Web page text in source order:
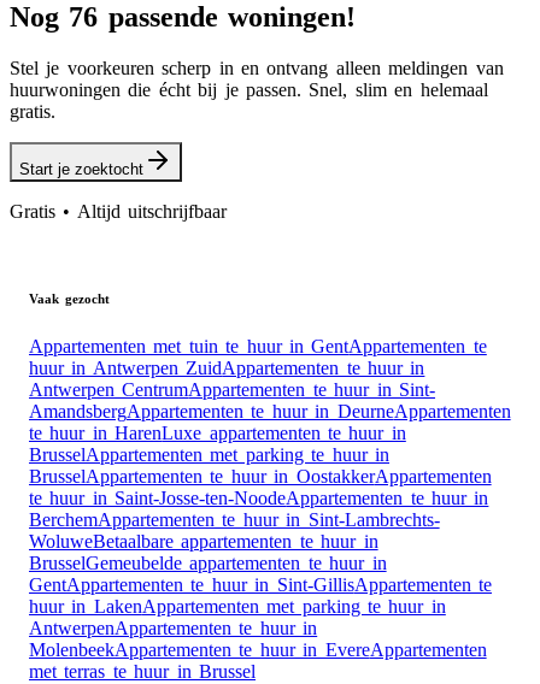
Nog 76 passende woningen!
Stel je voorkeuren scherp in en ontvang alleen meldingen van
huurwoningen die écht bij je passen. Snel, slim en helemaal
gratis.
Start je zoektocht
Gratis • Altijd uitschrijfbaar
Vaak gezocht
Appartementen met tuin te huur in GentAppartementen te
huur in Antwerpen ZuidAppartementen te huur in
Antwerpen CentrumAppartementen te huur in Sint-
AmandsbergAppartementen te huur in DeurneAppartementen
te huur in HarenLuxe appartementen te huur in
BrusselAppartementen met parking te huur in
BrusselAppartementen te huur in OostakkerAppartementen
te huur in Saint-Josse-ten-NoodeAppartementen te huur in
BerchemAppartementen te huur in Sint-Lambrechts-
WoluweBetaalbare appartementen te huur in
BrusselGemeubelde appartementen te huur in
GentAppartementen te huur in Sint-GillisAppartementen te
huur in LakenAppartementen met parking te huur in
AntwerpenAppartementen te huur in
MolenbeekAppartementen te huur in EvereAppartementen
met terras te huur in Brussel